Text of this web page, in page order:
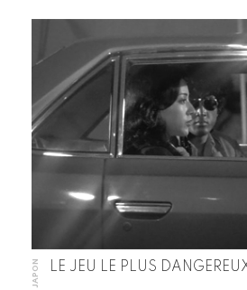
JAPON LE JEU LE PLUS